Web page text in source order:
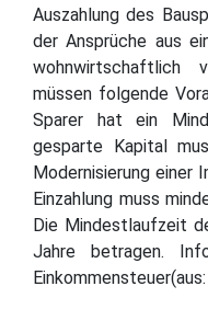
Auszahlung des
der Ansprüche aus
wohnwirtschaftlich
müssen folgende
Sparer hat ein
gesparte Kapital
Modernisierung einer
Einzahlung muss
Die Mindestlaufzeit
Jahre betragen.